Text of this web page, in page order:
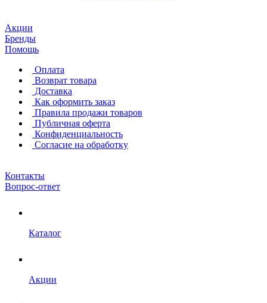
Акции
Бренды
Помощь
Оплата
Возврат товара
Доставка
Как оформить заказ
Правила продажи товаров
Публичная оферта
Конфиденциальность
Согласие на обработку
Контакты
Вопрос-ответ
Каталог
Акции